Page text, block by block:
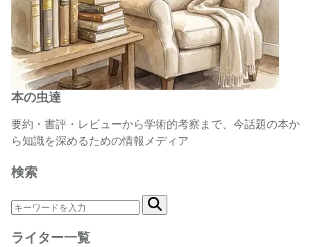
本の虫達
要約・書評・レビューから学術的考察まで、今話題の本か
ら知識を深めるための情報メディア
検索
ライター一覧